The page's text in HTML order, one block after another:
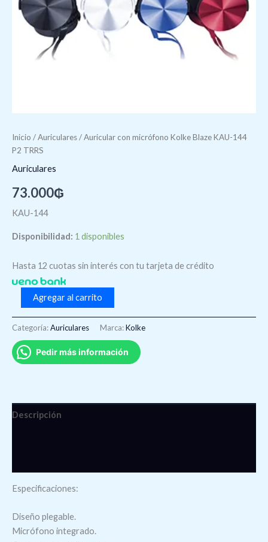
Inicio /Auriculares/ Auricular con micrófono Kolke Blaze KAU-144
P2 TRRS
Auriculares
73.000₲
KAU-144
Disponibilidad: 1 disponibles
Hasta 12 cuotas sin interés con tu tarjeta de crédito
Agregar al carrito
Categoría:Auriculares Marca:Kolke
Pedir más información
Descripción
Especificaciones:
Diseño plegable.
Micrófono integrado.